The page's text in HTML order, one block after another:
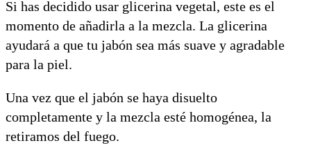
Si has decidido usar glicerina vegetal, este es el
momento de añadirla a la mezcla. La glicerina
ayudará a que tu jabón sea más suave y agradable
para la piel.
Una vez que el jabón se haya disuelto
completamente y la mezcla esté homogénea, la
retiramos del fuego.